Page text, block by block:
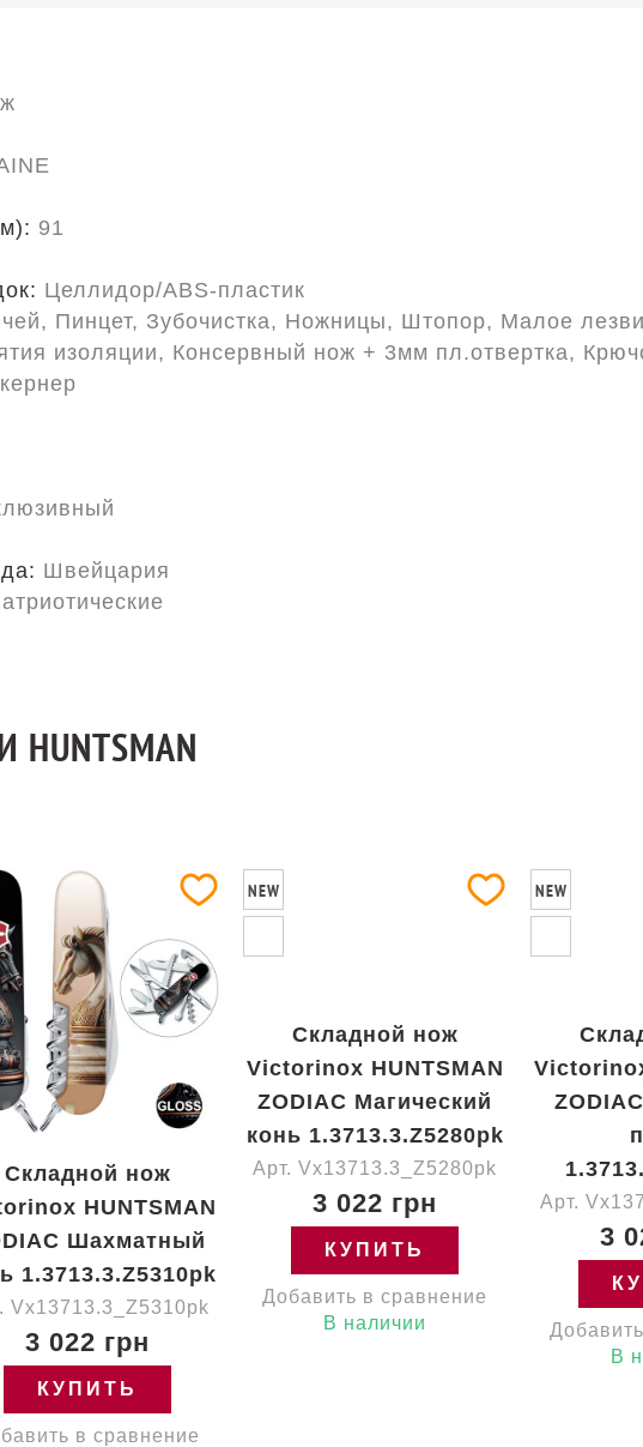
91
Целлидор/ABS-пластик
Пинцет, Зубочистка, Ножницы, Штопор, Малое
изоляции, Консервный нож + 3мм пл.отвертка,
Швейцария
Складной нож
HUNTSMAN
Шахматный
1.3713.3.Z5310pk
Vx13713.3_Z5310pk
3 022 грн
КУПИТЬ
в сравнение
NEW
Складной нож
Victorinox HUNTSMAN
ZODIAC Магический
конь 1.3713.3.Z5280pk
Арт. Vx13713.3_Z5280pk
3 022 грн
КУПИТЬ
Добавить в сравнение
В наличии
NEW
Арт.
3
В